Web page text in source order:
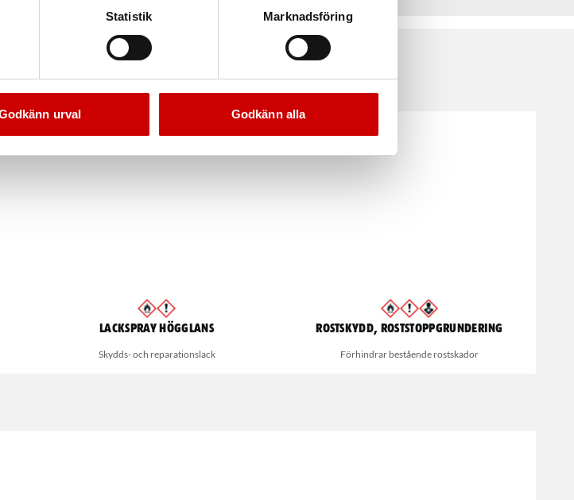
Statistik Marknadsföring
urval Godkänn alla
Lackspray Högglans
Skydds- och reparationslack
Rostskydd, Roststoppgrundering
Förhindrar bestående rostskador